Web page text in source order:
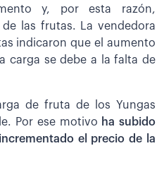
y, por esta razón,
las frutas. La vendedora
indicaron que el aumento
carga se debe a la falta de
de fruta de los Yungas
Por ese motivo ha subido
el precio de la